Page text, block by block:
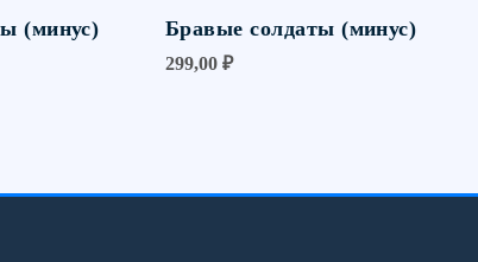
(минус) Бравые солдаты (минус)
299,00 ₽